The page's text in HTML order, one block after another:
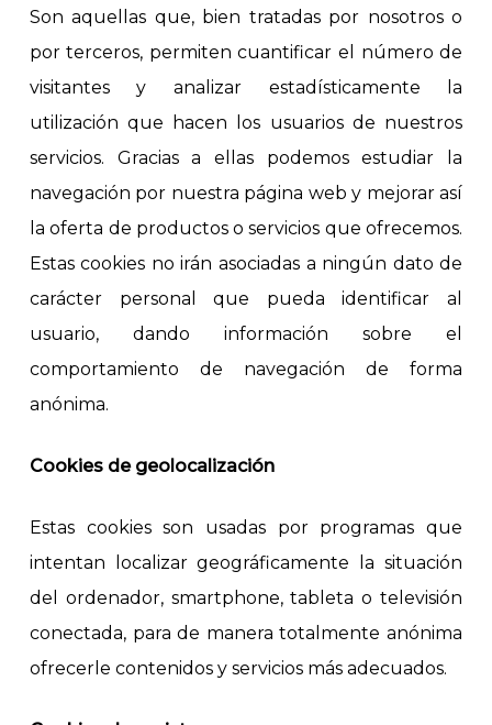
Son aquellas que, bien tratadas por nosotros o
por terceros, permiten cuantificar el número de
visitantes y analizar estadísticamente la
utilización que hacen los usuarios de nuestros
servicios. Gracias a ellas podemos estudiar la
navegación por nuestra página web y mejorar así
la oferta de productos o servicios que ofrecemos.
Estas cookies no irán asociadas a ningún dato de
carácter personal que pueda identificar al
usuario, dando información sobre el
comportamiento de navegación de forma
anónima.
Cookies de geolocalización
Estas cookies son usadas por programas que
intentan localizar geográficamente la situación
del ordenador, smartphone, tableta o televisión
conectada, para de manera totalmente anónima
ofrecerle contenidos y servicios más adecuados.